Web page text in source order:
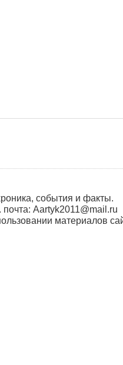
события и факты.
Aartyk2011@mail.ru
материалов